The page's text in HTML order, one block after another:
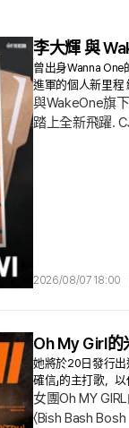
李大輝 與
曾出身Wanna
進軍的個人新里程
與WakeOne旗
踏上全新飛躍.
2026/08/07 18:00
Oh My Girl的
她將於20日發行出
確信」的主打歌，
女團Oh MY
〈Bish Bash